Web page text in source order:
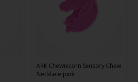
ARK Chewnicorn Sensory Chew
Necklace pink